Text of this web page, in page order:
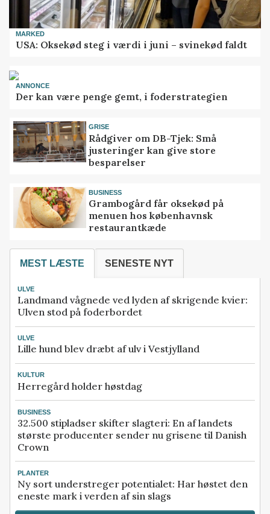
MARKED
USA: Oksekød steg i værdi i juni – svinekød faldt
ANNONCE
Der kan være penge gemt, i foderstrategien
GRISE
Rådgiver om DB-Tjek: Små
justeringer kan give store
besparelser
BUSINESS
Grambogård får oksekød på
menuen hos københavnsk
restaurantkæde
MEST LÆSTE SENESTE NYT
ULVE
Landmand vågnede ved lyden af skrigende kvier:
Ulven stod på foderbordet
ULVE
Lille hund blev dræbt af ulv i Vestjylland
KULTUR
Herregård holder høstdag
BUSINESS
32.500 stipladser skifter slagteri: En af landets
største producenter sender nu grisene til Danish
Crown
PLANTER
Ny sort understreger potentialet: Har høstet den
eneste mark i verden af sin slags